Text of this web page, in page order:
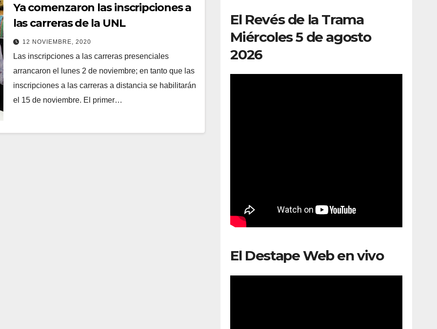
Ya comenzaron las inscripciones a
las carreras de la UNL
12 NOVIEMBRE, 2020
Las inscripciones a las carreras presenciales
arrancaron el lunes 2 de noviembre; en tanto que las
inscripciones a las carreras a distancia se habilitarán
el 15 de noviembre. El primer…
El Revés de la Trama
Miércoles 5 de agosto
2026
El Destape Web en vivo